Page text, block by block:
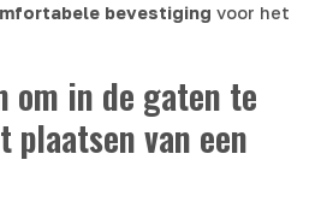
bevestiging voor het
om in de gaten te
plaatsen van een